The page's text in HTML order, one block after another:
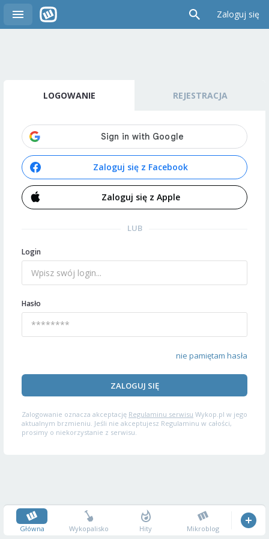
Zaloguj się
LOGOWANIE REJESTRACJA
Zaloguj się z Facebook
Zaloguj się z Apple
LUB
Login
Hasło
nie pamiętam hasła
ZALOGUJ SIĘ
Zalogowanie oznacza akceptację Regulaminu serwisu Wykop.pl w jego
aktualnym brzmieniu. Jeśli nie akceptujesz Regulaminu w całości,
prosimy o niekorzystanie z serwisu.
Główna Wykopalisko Hity Mikroblog